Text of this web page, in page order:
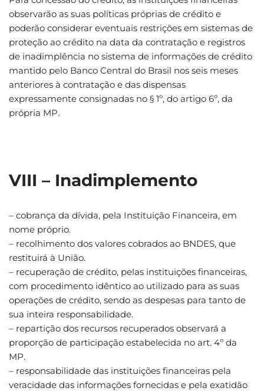
observarão as suas políticas próprias de crédito e
poderão considerar eventuais restrições em sistemas de
proteção ao crédito na data da contratação e registros
de inadimplência no sistema de informações de crédito
mantido pelo Banco Central do Brasil nos seis meses
anteriores à contratação e das dispensas
expressamente consignadas no § 1º, do artigo 6º, da
própria MP.
VIII – Inadimplemento
– cobrança da dívida, pela Instituição Financeira, em
nome próprio.
– recolhimento dos valores cobrados ao BNDES, que
restituirá à União.
– recuperação de crédito, pelas instituições financeiras,
com procedimento idêntico ao utilizado para as suas
operações de crédito, sendo as despesas para tanto de
sua inteira responsabilidade.
– repartição dos recursos recuperados observará a
proporção de participação estabelecida no art. 4º da
MP.
– responsabilidade das instituições financeiras pela
veracidade das informações fornecidas e pela exatidão